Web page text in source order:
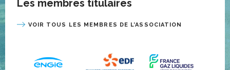
Les membres titulaires
VOIR TOUS LES MEMBRES DE L’ASSOCIATION